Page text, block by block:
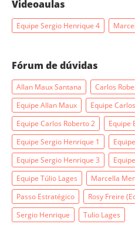
Videoaulas
Equipe Sergio Henrique 4
Fórum de dúvidas
Allan Maux Santana Carlos
Equipe Allan Maux
Equipe
Equipe Carlos Roberto 2
Equipe
Equipe Sergio Henrique 1
Equipe Sergio Henrique 3
Equipe Túlio Lages
Marcella
Passo Estratégico
Rosy Freire
Sergio Henrique
Tulio Lages